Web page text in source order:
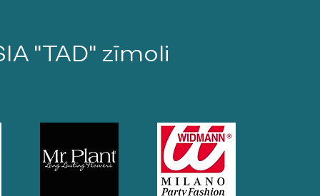
"TAD" zīmoli